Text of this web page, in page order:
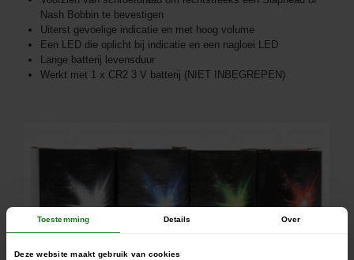
Toestemming Details Over
Deze website maakt gebruik van cookies
Nash Bobbin te bevestigen
Uiterst gevoelige indicatie en met hoog volume
Een LED die oplicht bij indicatie en een nagloei LED
Lange batterij levensduur
Werkt met 1 x CR2 3 V batterij (NIET INBEGREPEN)